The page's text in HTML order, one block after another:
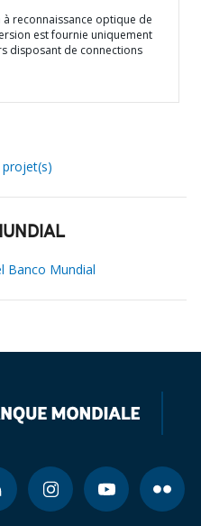
reconnaissance optique de
est fournie uniquement
disposant de connections
Banco Mundial